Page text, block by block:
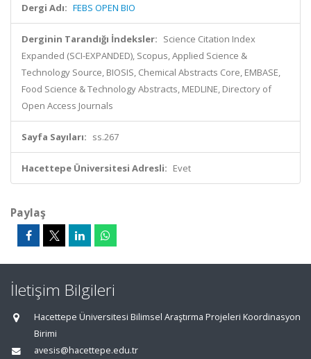
Dergi Adı: FEBS OPEN BIO
Derginin Tarandığı İndeksler: Science Citation Index
Expanded (SCI-EXPANDED), Scopus, Applied Science &
Technology Source, BIOSIS, Chemical Abstracts Core, EMBASE,
Food Science & Technology Abstracts, MEDLINE, Directory of
Open Access Journals
Sayfa Sayıları: ss.267
Hacettepe Üniversitesi Adresli: Evet
Paylaş
İletişim Bilgileri
Hacettepe Üniversitesi Bilimsel Araştırma Projeleri Koordinasyon
Birimi
avesis@hacettepe.edu.tr